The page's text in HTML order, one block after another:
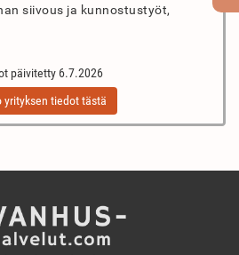
siivous ja kunnostustyöt,
päivitetty 6.7.2026
yrityksen tiedot tästä